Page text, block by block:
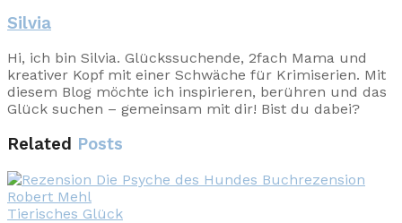
Silvia
Hi, ich bin Silvia. Glückssuchende, 2fach Mama und
kreativer Kopf mit einer Schwäche für Krimiserien. Mit
diesem Blog möchte ich inspirieren, berühren und das
Glück suchen – gemeinsam mit dir! Bist du dabei?
Related Posts
Tierisches Glück